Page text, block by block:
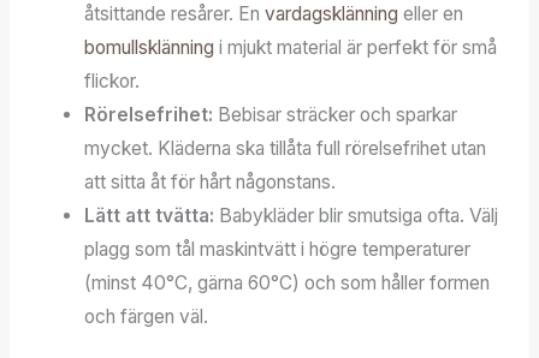
åtsittande resårer. Envardagsklänning eller en
bomullsklänning i mjukt material är perfekt för små
flickor.
Rörelsefrihet: Bebisar sträcker och sparkar
mycket. Kläderna ska tillåta full rörelsefrihet utan
att sitta åt för hårt någonstans.
Lätt att tvätta: Babykläder blir smutsiga ofta. Välj
plagg som tål maskintvätt i högre temperaturer
(minst 40°C, gärna 60°C) och som håller formen
och färgen väl.